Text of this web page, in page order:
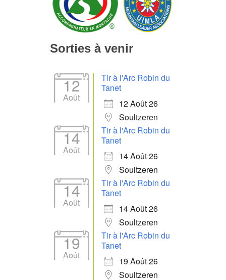
Sorties à venir
12
Août
Tir à l'Arc Robin du
Tanet
12 Août 26
Soultzeren
14
Août
Tir à l'Arc Robin du
Tanet
14 Août 26
Soultzeren
14
Août
Tir à l'Arc Robin du
Tanet
14 Août 26
Soultzeren
19
Août
Tir à l'Arc Robin du
Tanet
19 Août 26
Soultzeren